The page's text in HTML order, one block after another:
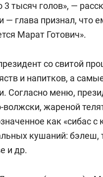
3 тысяч голов», —
— глава признал, что
Марат Готович».
со свитой
и напитков, а
Согласно меню,
волжски, жареной
как «сибас с
кушаний: бэлеш,
и др.